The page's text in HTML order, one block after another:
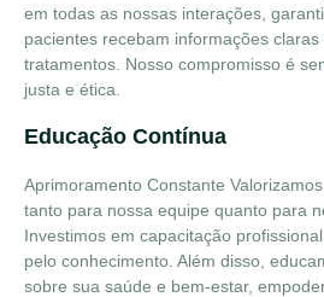
em todas as nossas interações,
pacientes recebam informações
tratamentos. Nosso compromisso é
justa e ética.
Educação Contínua
Aprimoramento Constante
tanto para nossa equipe quanto para
Investimos em capacitação
pelo conhecimento. Além disso,
sobre sua saúde e bem-estar,